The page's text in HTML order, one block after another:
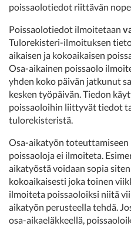
poissaolotiedot riittävän
Poissaolotiedot ilmoitetaan
Tulorekisteri-ilmoituksen
aikaisen ja kokoaikaisen
Osa-aikainen poissaolo
yhden koko päivän jatkunut
kesken työpäivän. Tiedon
poissaoloihin liittyvät tiedot
tulorekisteristä.
Osa-aikatyön
poissaoloja ei ilmoiteta.
aikatyöstä voidaan sopia
kokoaikaisesti joka toinen
ilmoiteta poissaoloiksi niitä
aikatyön perusteella tehdä.
osa-aikaeläkkeellä,